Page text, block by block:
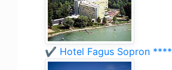
✔️ Hotel Fagus Sopron ****